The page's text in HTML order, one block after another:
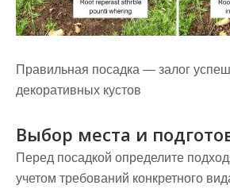
Правильная посадка — залог
декоративных кустов
Выбор места и
Перед посадкой определите
учетом требований конкретного